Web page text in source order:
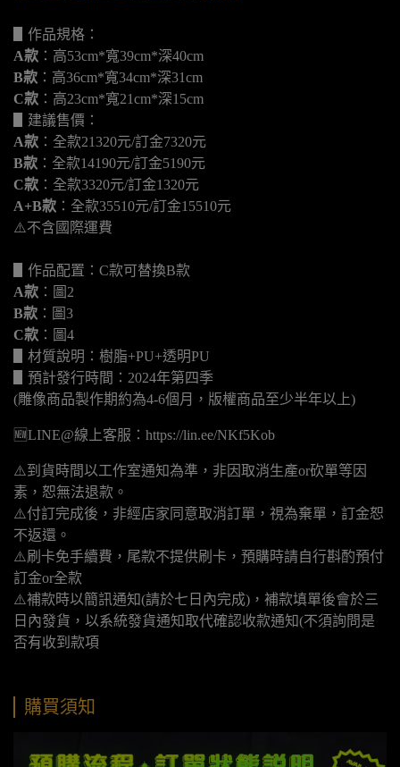
▋作品規格：
A款 ：高53cm*寬39cm*深40cm
B款 ：高36cm*寬34cm*深31cm
C款 ：高23cm*寬21cm*深15cm
▋建議售價：
A款 ：全款21320元/訂金7320元
B款 ：全款14190元/訂金5190元
C款 ：全款3320元/訂金1320元
A+B款 ：全款35510元/訂金15510元
⚠️不含國際運費
▋作品配置：C款可替換B款
A款 ：圖2
B款 ：圖3
C款 ：圖4
▋材質說明：樹脂+PU+透明PU
▋預計發行時間：2024年第四季
(雕像商品製作期約為4-6個月，版權商品至少半年以上)
🆕LINE@線上客服：https://lin.ee/NKf5Kob
⚠️到貨時間以工作室通知為準，非因取消生產or砍單等因
素，恕無法退款。
⚠️付訂完成後，非經店家同意取消訂單，視為棄單，訂金恕
不返還。
⚠️刷卡免手續費，尾款不提供刷卡，預購時請自行斟酌預付
訂金or全款
⚠️補款時以簡訊通知(請於七日內完成)，補款填單後會於三
日內發貨，以系統發貨通知取代確認收款通知(不須詢問是
否有收到款項
購買須知